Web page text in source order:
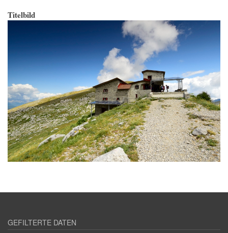
Titelbild
GEFILTERTE DATEN